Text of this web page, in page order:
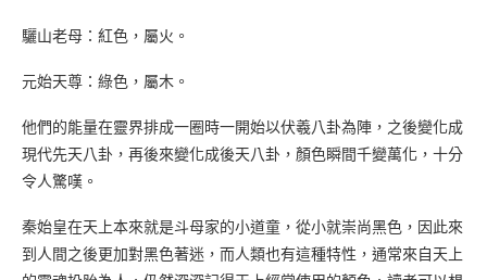
驪山老母：紅色，屬火。
元始天尊：綠色，屬木。
他們的能量在靈界排成一圈時一開始以伏羲八卦為陣，之後變化成
現代先天八卦，再後來變化成後天八卦，顏色瞬間千變萬化，十分
令人驚嘆。
秦始皇在天上本來就是斗母家的小道童，從小就崇尚黑色，因此來
到人間之後更加對黑色著迷，而人類也有這種特性，通常來自天上